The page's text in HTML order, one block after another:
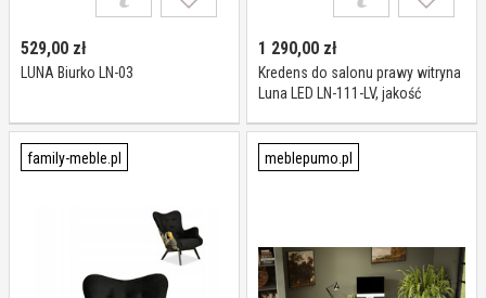
529,00 zł
LUNA Biurko LN-03
1 290,00 zł
Kredens do salonu prawy witryna
Luna LED LN-111-LV, jakość
family-meble.pl meblepumo.pl